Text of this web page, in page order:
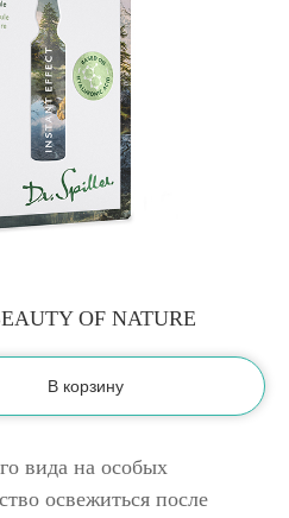
OF NATURE
В корзину
вида на особых
освежиться после